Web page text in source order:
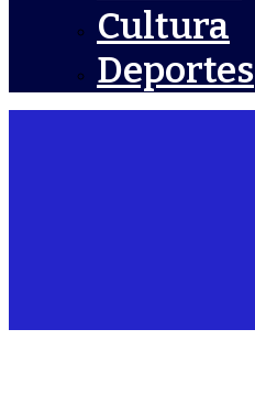
Cultura
Deportes